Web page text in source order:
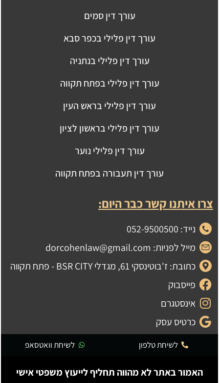
עורך דין סמים
עורך דין פלילי בכפר סבא
עורך דין פלילי בנתניה
עורך דין פלילי בפתח תקווה
עורך דין פלילי בראש העין
עורך דין פלילי בראשון לציון
עורך דין פלילי נוער
עורך דין תעבורה בפתח תקווה
צרו איתנו קשר כבר היום:
נייד: 052-9500500
מייל לפניות: dorcohenlaw@gmail.com
כתובת: ז'בוטינסקי 61, מגדלי BSR CITY - פתח תקווה
פייסבוק
אינסטגרם
כרטיס עסק
לשיחת טלפון לשיחת וואטסאפ
האמור באתר לא מהווה תחליף לייעוץ משפטי אישי